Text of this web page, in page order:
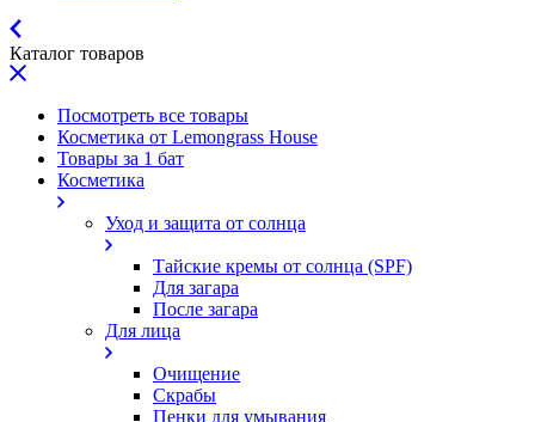
Каталог товаров
Посмотреть все товары
Косметика от Lemongrass House
Товары за 1 бат
Косметика
Уход и защита от солнца
Тайские кремы от солнца (SPF)
Для загара
После загара
Для лица
Очищение
Скрабы
Пенки для умывания